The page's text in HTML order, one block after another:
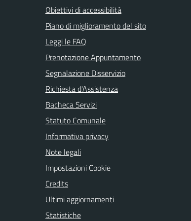
Obiettivi di accessibilità
Piano di miglioramento del sito
Leggi le FAQ
Prenotazione Appuntamento
Segnalazione Disservizio
Richiesta d'Assistenza
Bacheca Servizi
Statuto Comunale
Informativa privacy
Note legali
Impostazioni Cookie
Credits
Ultimi aggiornamenti
Statistiche